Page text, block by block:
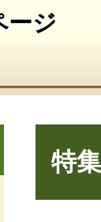
ージ
特